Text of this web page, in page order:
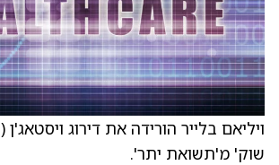
ויליאם בלייר הורידה את דירוג ויסטאג'ן (
שוק' מ'תשואת יתר'.